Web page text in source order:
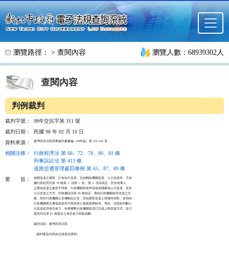
跳至主要內容
瀏覽路徑： > 查閱內容 瀏覽人數：68939302人
查閱內容
判例裁判
裁判字號：
98年交抗字第 311 號
裁判日期：
民國 98 年 02 月 10 日
資料來源：
臺灣高等法院刑事裁判書彙編（98年版）第 101-106 頁
相關法條 ：
行政程序法 第 68、72、78、80、81 條
刑事訴訟法 第 413 條
道路交通管理處罰條例 第 65、87、89 條
要
旨：
有關送達之種類，計有自行送達、交由郵政機關送達、公示送達等，又依
據行政程序法第 78 條第 1  項第 1  款、第 2  項等規定，對於當事人
之應為送達之處所不明者，行政機關得依申請或依職權為公示送達，至於
公示送達之方式，則依據該法第 80 條規定，應由行政機關保管送達之文
書，而於行政機關公告欄黏貼公告，告知應受送達人得隨時領取，並得由
行政機關將文書或其節本刊登政府公報或新聞紙等。準此，法院欲判斷公
示送達是否發生效力，自應審酌行政機關是否已完成上開送達方式，並已
屆至同法第 81 條規定之發生效力時點為斷。
裁判法院：臺灣高等法院
（裁判要旨內容由法源資訊撰寫）